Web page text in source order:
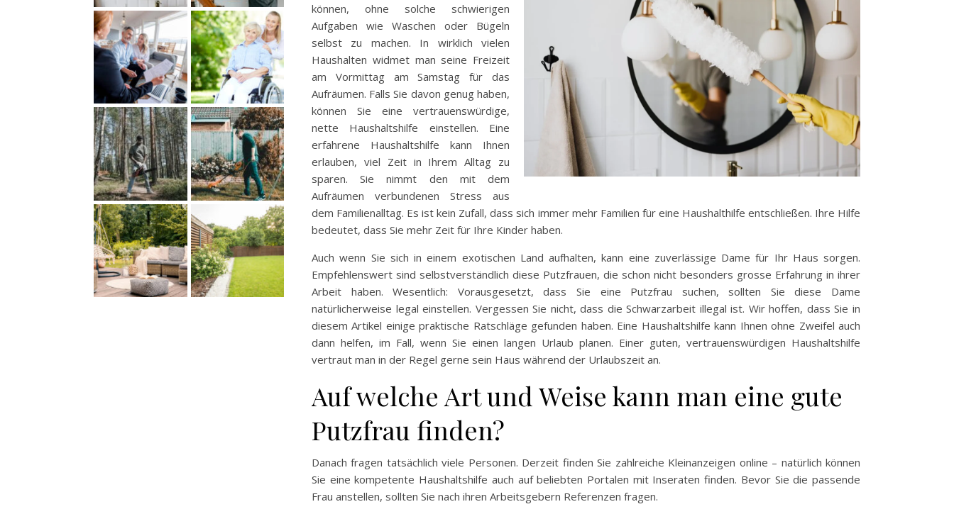
können, ohne solche schwierigen
Aufgaben wie Waschen oder Bügeln
selbst zu machen. In wirklich vielen
Haushalten widmet man seine Freizeit
am Vormittag am Samstag für das
Aufräumen. Falls Sie davon genug haben,
können Sie eine vertrauenswürdige,
nette Haushaltshilfe einstellen. Eine
erfahrene Haushaltshilfe kann Ihnen
erlauben, viel Zeit in Ihrem Alltag zu
sparen. Sie nimmt den mit dem
Aufräumen verbundenen Stress aus
dem Familienalltag. Es ist kein Zufall, dass sich immer mehr Familien für eine Haushalthilfe entschließen. Ihre Hilfe
bedeutet, dass Sie mehr Zeit für Ihre Kinder haben.
Auch wenn Sie sich in einem exotischen Land aufhalten, kann eine zuverlässige Dame für Ihr Haus sorgen.
Empfehlenswert sind selbstverständlich diese Putzfrauen, die schon nicht besonders grosse Erfahrung in ihrer
Arbeit haben. Wesentlich: Vorausgesetzt, dass Sie eine Putzfrau suchen, sollten Sie diese Dame
natürlicherweise legal einstellen. Vergessen Sie nicht, dass die Schwarzarbeit illegal ist. Wir hoffen, dass Sie in
diesem Artikel einige praktische Ratschläge gefunden haben. Eine Haushaltshilfe kann Ihnen ohne Zweifel auch
dann helfen, im Fall, wenn Sie einen langen Urlaub planen. Einer guten, vertrauenswürdigen Haushaltshilfe
vertraut man in der Regel gerne sein Haus während der Urlaubszeit an.
Auf welche Art und Weise kann man eine gute
Putzfrau finden?
Danach fragen tatsächlich viele Personen. Derzeit finden Sie zahlreiche Kleinanzeigen online – natürlich können
Sie eine kompetente Haushaltshilfe auch auf beliebten Portalen mit Inseraten finden. Bevor Sie die passende
Frau anstellen, sollten Sie nach ihren Arbeitsgebern Referenzen fragen.